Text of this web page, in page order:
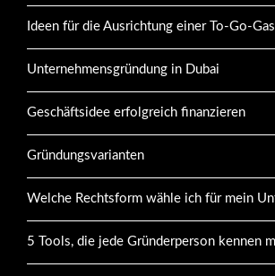
Ideen für die Ausrichtung einer To-Go-
Unternehmensgründung in Dubai
Geschäftsidee erfolgreich finanzieren
Gründungsvarianten
Welche Rechtsform wähle ich für mein
5 Tools, die jede Gründerperson kennen